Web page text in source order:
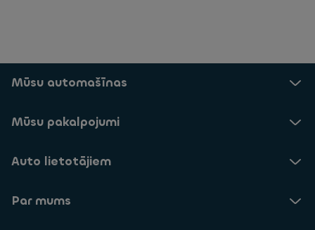
Mūsu automašīnas
Mūsu pakalpojumi
Auto lietotājiem
Par mums